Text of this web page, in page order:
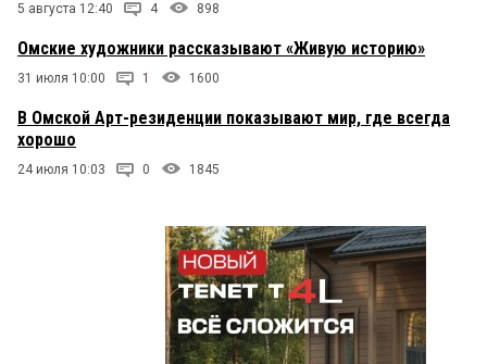
5 августа 12:40 4 898
Омские художники рассказывают «Живую историю»
31 июля 10:00 1 1600
В Омской Арт-резиденции показывают мир, где всегда
хорошо
24 июля 10:03 0 1845